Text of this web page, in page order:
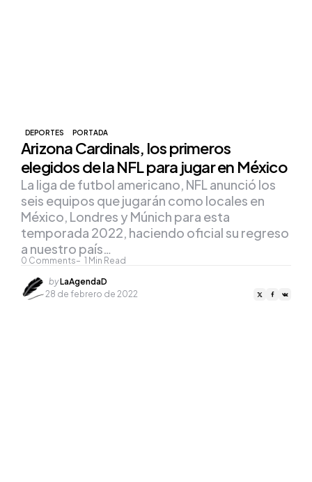
DEPORTES PORTADA
Arizona Cardinals, los primeros
elegidos de la NFL para jugar en México
0 Comments 1 Min Read
La liga de futbol americano, NFL anunció los
seis equipos que jugarán como locales en
México, Londres y Múnich para esta
temporada 2022, haciendo oficial su regreso
a nuestro país…
Posted
by
byLaAgendaD
28 de febrero de 2022